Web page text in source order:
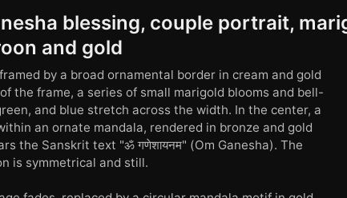
blessing, couple portrait,
and gold
by a broad ornamental border in cream and gold
the frame, a series of small marigold blooms and bell-
and blue stretch across the width. In the center, a
an ornate mandala, rendered in bronze and gold
the Sanskrit text "ॐ गणेशायनम" (Om Ganesha). The
is symmetrical and still.